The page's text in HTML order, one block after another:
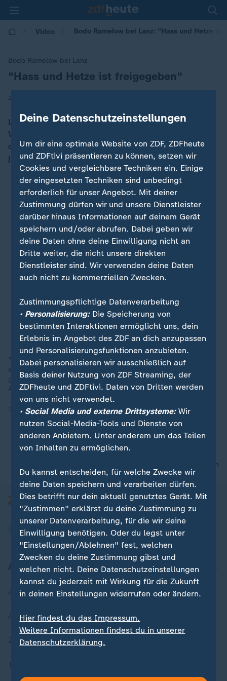
Video Bodo Ramelow bei Lanz: "Hass und Hetze
Bodo Ramelow bei Lanz
:"Hass und Hetze ist freigegeben"
22.01.2025 | 09:08
Linken-Politiker Ramelow spricht bei Lanz über die
Veränderungen, die mit der Amtsübernahme Trumps in
den USA zu erwarten seien. So sei Zuckerbergs Meta
jetzt auf Trump-Linie.
"Über Mark Zuckerberg hat Trump gesagt, wenn er Präsident
wird, kommt der in den Knast. Gestern war er da und hat
gefeiert", sagt Ramelow über die Feierleichkeiten zu Trumps
Amtseinführung.
22.01.2025 | 1:23 min
nach oben
Aktuell bei ZDFheute
Zuletzt veröffentlicht
Aktuelle Sendungs-Videos
ZDFheute Stories
Deine Datenschutzeinstellungen
Um dir eine optimale Website von ZDF, ZDFheute
und ZDFtivi präsentieren zu können, setzen wir
Cookies und vergleichbare Techniken ein. Einige
der eingesetzten Techniken sind unbedingt
erforderlich für unser Angebot. Mit deiner
Zustimmung dürfen wir und unsere Dienstleister
darüber hinaus Informationen auf deinem Gerät
speichern und/oder abrufen. Dabei geben wir
deine Daten ohne deine Einwilligung nicht an
Dritte weiter, die nicht unsere direkten
Dienstleister sind. Wir verwenden deine Daten
auch nicht zu kommerziellen Zwecken.
Zustimmungspflichtige Datenverarbeitung
• Personalisierung:Die Speicherung von
bestimmten Interaktionen ermöglicht uns, dein
Erlebnis im Angebot des ZDF an dich anzupassen
und Personalisierungsfunktionen anzubieten.
Dabei personalisieren wir ausschließlich auf
Basis deiner Nutzung von ZDF Streaming, der
ZDFheute und ZDFtivi. Daten von Dritten werden
von uns nicht verwendet.
• Social Media und externe Drittsysteme:Wir
nutzen Social-Media-Tools und Dienste von
anderen Anbietern. Unter anderem um das Teilen
von Inhalten zu ermöglichen.
Du kannst entscheiden, für welche Zwecke wir
deine Daten speichern und verarbeiten dürfen.
Dies betrifft nur dein aktuell genutztes Gerät. Mit
"Zustimmen" erklärst du deine Zustimmung zu
unserer Datenverarbeitung, für die wir deine
Einwilligung benötigen. Oder du legst unter
"Einstellungen/Ablehnen" fest, welchen
Zwecken du deine Zustimmung gibst und
welchen nicht. Deine Datenschutzeinstellungen
kannst du jederzeit mit Wirkung für die Zukunft
in deinen Einstellungen widerrufen oder ändern.
Hier findest du das Impressum.
Weitere Informationen findest du in unserer
Datenschutzerklärung.